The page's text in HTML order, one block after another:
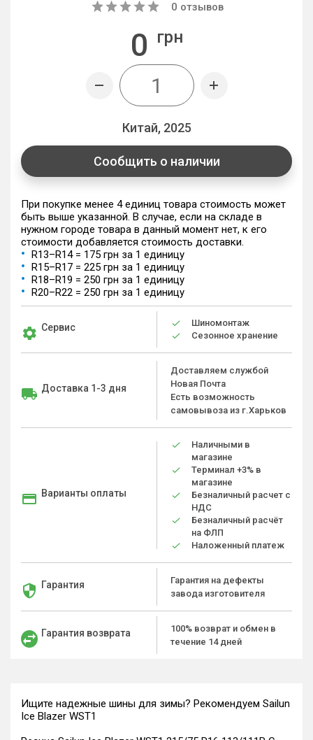
0 отзывов
0 грн
Китай, 2025
Сообщить о наличии
При покупке менее 4 единиц товара стоимость может
быть выше указанной. В случае, если на складе в
нужном городе товара в данный момент нет, к его
стоимости добавляется стоимость доставки.
R13–R14 = 175 грн за 1 единицу
R15–R17 = 225 грн за 1 единицу
R18–R19 = 250 грн за 1 единицу
R20–R22 = 250 грн за 1 единицу
Сервис
Шиномонтаж
Сезонное хранение
Доставка 1-3 дня
Доставляем службой
Новая Почта
Есть возможность
самовывоза из г.Харьков
Варианты оплаты
Наличными в
магазине
Терминал +3% в
магазине
Безналичный расчет с
НДС
Безналичный расчёт
на ФЛП
Наложенный платеж
Гарантия
Гарантия на дефекты
завода изготовителя
Гарантия возврата
100% возврат и обмен в
течение 14 дней
Ищите надежные шины для зимы? Рекомендуем Sailun
Ice Blazer WST1